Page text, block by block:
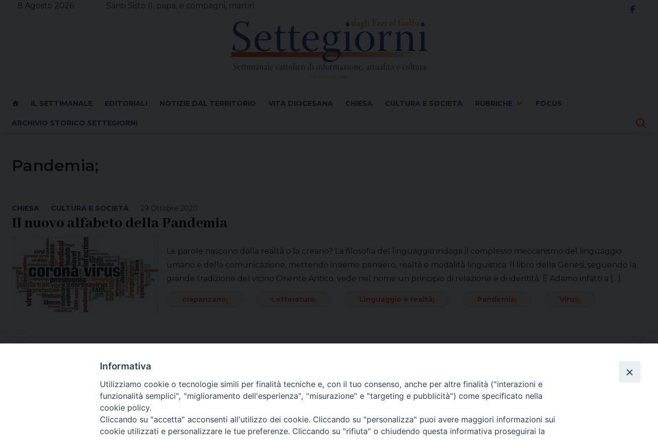
8 Agosto 2026 Santi Sisto II, papa, e compagni, martiri
IL SETTIMANALE EDITORIALI NOTIZIE DAL TERRITORIO VITA DIOCESANA CHIESA CULTURA E SOCIETÀ RUBRICHE FOCUS
ARCHIVIO STORICO SETTEGIORNI
Pandemia;
29 Ottobre 2020
CHIESA CULTURA E SOCIETÀ
Il nuovo alfabeto della Pandemia
Le parole nascono dalla realtà o la creano? La filosofia del linguaggio indaga il complesso meccanismo del linguaggio
umano e della comunicazione, mettendo insieme pensiero, realtà e modalità linguistica. Il libro della Genesi, seguendo la
grande tradizione del vicino Oriente Antico, vede nel nome un principio di relazione e di identità. È Adamo infatti a […]
crapanzano; Letteratura; Linguaggio e realtà; Pandemia; Virus;
Direttore Amministrativo Salvatore Bruno
Editore e Proprietà Opera di Religione della Diocesi di Piazza Armerina,
Autorizzazione Tribunale di Enna n. 113 del 24/2/2007
Informativa
Utilizziamo cookie o tecnologie simili per finalità tecniche e, con il tuo consenso, anche per altre finalità ("interazioni e
funzionalità semplici", "miglioramento dell'esperienza", "misurazione" e "targeting e pubblicità") come specificato nella
cookie policy.
Cliccando su "accetta" acconsenti all'utilizzo dei cookie. Cliccando su "personalizza" puoi avere maggiori informazioni sui
cookie utilizzati e personalizzare le tue preferenze. Cliccando su "rifiuta" o chiudendo questa informativa proseguirai la